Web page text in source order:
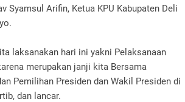
Syamsul Arifin, Ketua KPU Kabupaten Deli
laksanakan hari ini yakni Pelaksanaan
merupakan janji kita Bersama
Pemilihan Presiden dan Wakil Presiden di
dan lancar.